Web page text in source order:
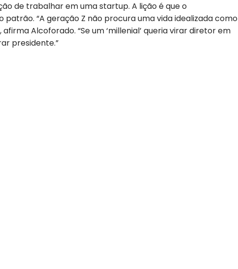
de trabalhar em uma startup. A lição é que o
“A geração Z não procura uma vida idealizada como
afirma Alcoforado. “Se um ‘millenial’ queria virar diretor em
presidente.”